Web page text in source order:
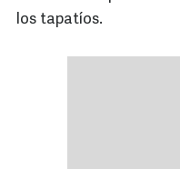
los tapatíos.